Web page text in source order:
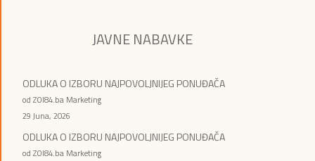
JAVNE NABAVKE
ODLUKA O IZBORU NAJPOVOLJNIJEG PONUĐAČA
od ZOI84.ba Marketing
29 Juna, 2026
ODLUKA O IZBORU NAJPOVOLJNIJEG PONUĐAČA
od ZOI84.ba Marketing